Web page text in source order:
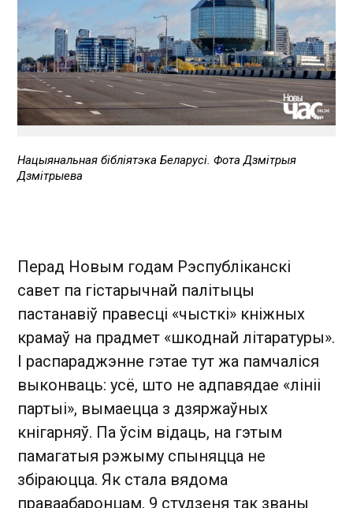
Нацыянальная бібліятэка Беларусі. Фота Дзмітрыя
Дзмітрыева
Перад Новым годам Рэспубліканскі
савет па гістарычнай палітыцы
пастанавіў правесці «чысткі» кніжных
крамаў на прадмет «шкоднай літаратуры».
І распараджэнне гэтае тут жа памчаліся
выконваць: усё, што не адпавядае «лініі
партыі», вымаецца з дзяржаўных
кнігарняў. Па ўсім відаць, на гэтым
памагатыя рэжыму спыняцца не
збіраюцца. Як стала вядома
праваабаронцам, 9 студзеня так званы